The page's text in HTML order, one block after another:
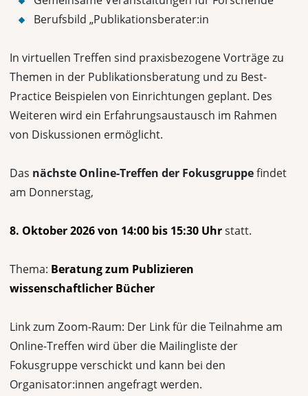
Berufsbild „Publikationsberater:in
In virtuellen Treffen sind praxisbezogene Vorträge zu
Themen in der Publikationsberatung und zu Best-
Practice Beispielen von Einrichtungen geplant. Des
Weiteren wird ein Erfahrungsaustausch im Rahmen
von Diskussionen ermöglicht.
Das nächste Online-Treffen der Fokusgruppefindet
am Donnerstag,
8. Oktober 2026 von 14:00 bis 15:30 Uhrstatt.
Thema: Beratung zum Publizieren
wissenschaftlicher Bücher
Link zum Zoom-Raum: Der Link für die Teilnahme am
Online-Treffen wird über die Mailingliste der
Fokusgruppe verschickt und kann bei den
Organisator:innen angefragt werden.